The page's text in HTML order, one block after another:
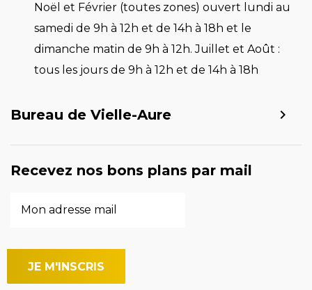
Noël et Février (toutes zones) ouvert lundi au
samedi de 9h à 12h et de 14h à 18h et le
dimanche matin de 9h à 12h. Juillet et Août :
tous les jours de 9h à 12h et de 14h à 18h
Bureau de Vielle-Aure
Recevez nos bons plans par mail